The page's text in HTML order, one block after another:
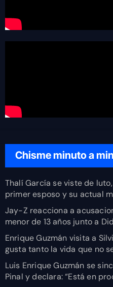
Chisme minuto a
Thalí García se viste de
primer esposo y su actual
Jay-Z reacciona a
menor de 13 años junto a
Enrique Guzmán visita a
gusta tanto la vida que no
Luis Enrique Guzmán se
Pinal y declara: “Está en